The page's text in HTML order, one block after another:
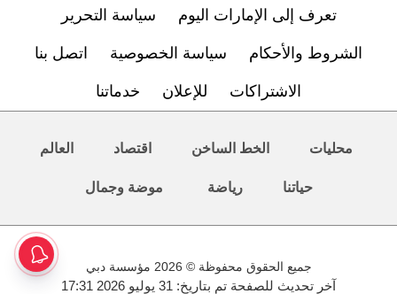
تعرف إلى الإمارات اليوم سياسة التحرير
الشروط والأحكام سياسة الخصوصية اتصل بنا
الاشتراكات للإعلان خدماتنا
محليات الخط الساخن اقتصاد العالم
حياتنا رياضة موضة وجمال
جميع الحقوق محفوظة © 2026 مؤسسة دبي
آخر تحديث للصفحة تم بتاريخ: 31 يوليو 2026 17:31